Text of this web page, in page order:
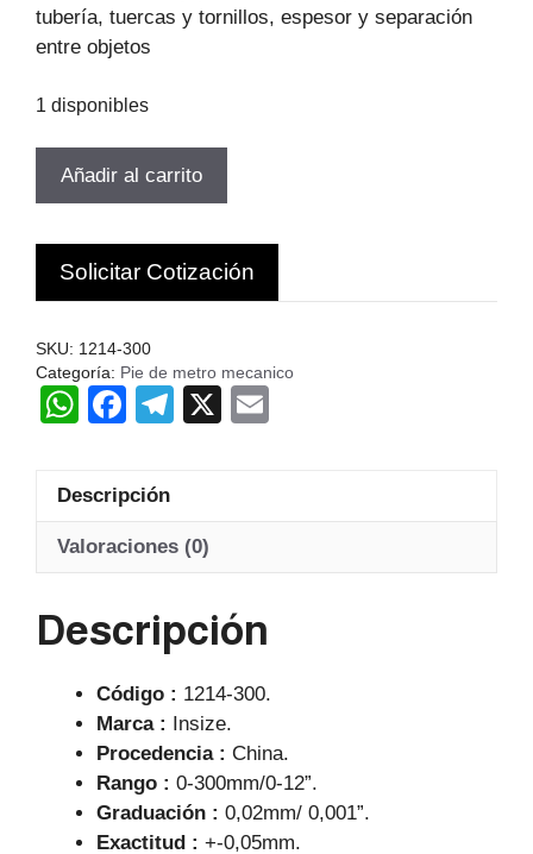
$270.763.$184.118.
tubería, tuercas y tornillos, espesor y separación
entre objetos
1 disponibles
MECANICO
12"-300MM
PATA
75MM
INSIZE
Ch
cantidad
Añadir al carrito
Solicitar Cotización
SKU: 1214-300
Categoría: Pie de metro mecanico
W
at
s
A
p
F
c
e
b
o
T
gr
a
X
Descripción
Valoraciones (0)
Descripción
Código : 1214-300.
Marca : Insize.
Procedencia : China.
Rango : 0-300mm/0-12”.
Graduación : 0,02mm/ 0,001”.
Exactitud : +-0,05mm.